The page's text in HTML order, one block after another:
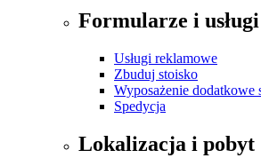
Formularze i
Usługi reklamowe
Zbuduj stoisko
Wyposażenie dodatkowe
Spedycja
Lokalizacja i pobyt